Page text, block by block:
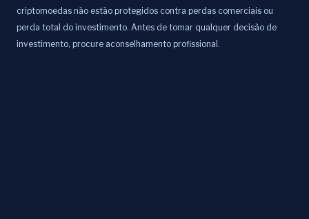
criptomoedas não estão protegidos contra perdas comerciais ou
perda total do investimento. Antes de tomar qualquer decisão de
investimento, procure aconselhamento profissional.